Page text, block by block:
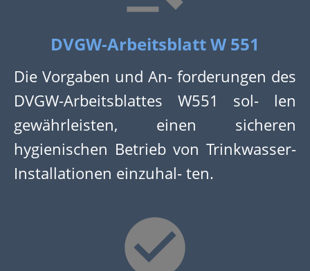
DVGW-Arbeitsblatt W 551
Die Vorgaben und An- forderungen des
DVGW-Arbeitsblattes W551 sol- len
gewährleisten, einen sicheren
hygienischen Betrieb von Trinkwasser-
Installationen einzuhal- ten.